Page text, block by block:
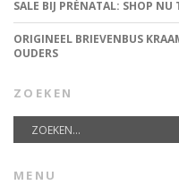
SALE BIJ PRÉNATAL: SHOP
ORIGINEEL BRIEVENBUS
OUDERS
ZOEKEN
MENU